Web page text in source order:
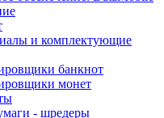
и комплектующие
банкнот
монет
- шредеры